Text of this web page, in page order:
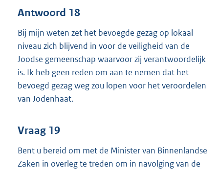
Antwoord 18
Bij mijn weten zet het bevoegde gezag op lokaal
niveau zich blijvend in voor de veiligheid van de
Joodse gemeenschap waarvoor zij verantwoordelijk
is. Ik heb geen reden om aan te nemen dat het
bevoegd gezag weg zou lopen voor het veroordelen
van Jodenhaat.
Vraag 19
Bent u bereid om met de Minister van Binnenlandse
Zaken in overleg te treden om in navolging van de